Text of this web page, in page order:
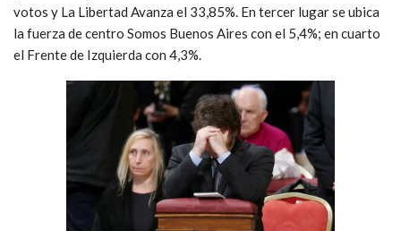
votos y La Libertad Avanza el 33,85%. En tercer lugar se ubica
la fuerza de centro Somos Buenos Aires con el 5,4%; en cuarto
el Frente de Izquierda con 4,3%.